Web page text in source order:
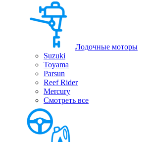
Лодочные моторы
Suzuki
Toyama
Parsun
Reef Rider
Mercury
Смотреть все